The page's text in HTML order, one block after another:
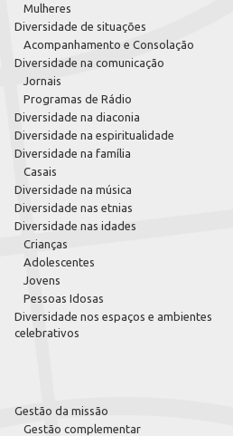
Mulheres
Diversidade de situações
Acompanhamento e Consolação
Diversidade na comunicação
Jornais
Programas de Rádio
Diversidade na diaconia
Diversidade na espiritualidade
Diversidade na família
Casais
Diversidade na música
Diversidade nas etnias
Diversidade nas idades
Crianças
Adolescentes
Jovens
Pessoas Idosas
Diversidade nos espaços e ambientes
celebrativos
Gestão da missão
Gestão complementar